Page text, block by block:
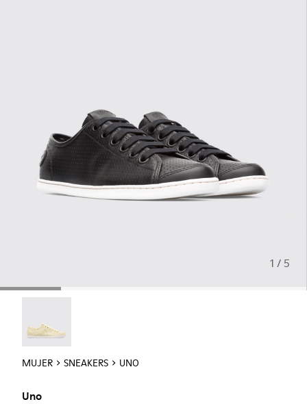
1 / 5
MUJER SNEAKERS UNO
Uno